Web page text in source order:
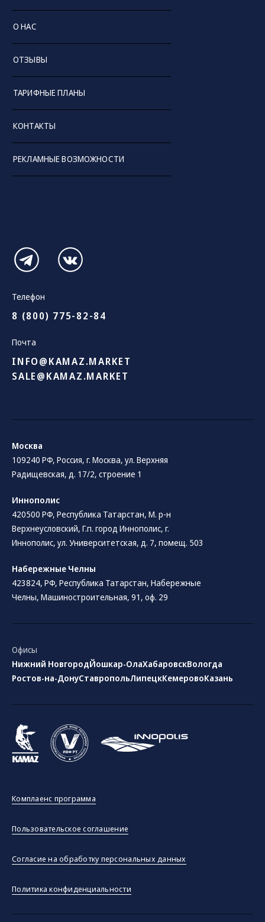
О НАС
ОТЗЫВЫ
ТАРИФНЫЕ ПЛАНЫ
КОНТАКТЫ
РЕКЛАМНЫЕ ВОЗМОЖНОСТИ
Телефон
8 (800) 775-82-84
Почта
INFO@KAMAZ.MARKET
SALE@KAMAZ.MARKET
Москва
109240 РФ, Россия, г. Москва, ул. Верхняя
Радищевская, д. 17/2, строение 1
Иннополис
420500 РФ, Республика Татарстан, М. р-н
Верхнеусловский, Г.п. город Иннополис, г.
Иннополис, ул. Университетская, д. 7, помещ. 503
Набережные Челны
423824, РФ, Республика Татарстан​, Набережные
Челны, Машиностроительная, 91, оф. 29
Офисы
Нижний НовгородЙошкар-ОлаХабаровскВологда
Ростов-на-ДонуСтавропольЛипецкКемеровоКазань
Комплаенс программа
Пользовательское соглашение
Согласие на обработку персональных данных
Политика конфиденциальности